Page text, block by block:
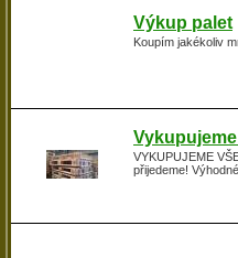
Výkup palet
Koupím jakékoliv
VYKUPUJEME
přijedeme!